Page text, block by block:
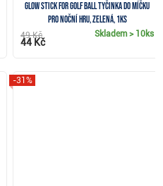
Glow Stick for Golf Ball tyčinka do míčku
pro noční hru, zelená, 1ks
Skladem> 10ks
49 Kč
44 Kč
-31%